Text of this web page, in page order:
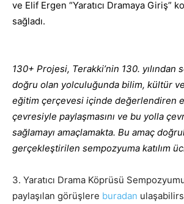
ve Elif Ergen “Yaratıcı Dramaya Giriş”
sağladı.
130+ Projesi, Terakki’nin 130. yılından
doğru olan yolculuğunda bilim, kültür ve
eğitim çerçevesi içinde değerlendiren
çevresiyle paylaşmasını ve bu yolla
sağlamayı amaçlamakta. Bu amaç
gerçekleştirilen sempozyuma katılım
3. Yaratıcı Drama Köprüsü
paylaşılan görüşlere buradan